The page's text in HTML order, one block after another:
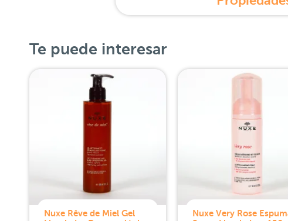
Te puede interesar
Nuxe Rêve de Miel Gel
Nuxe Very Rose